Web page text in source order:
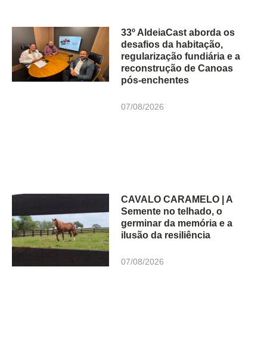
33º AldeiaCast aborda os
desafios da habitação,
regularização fundiária e a
reconstrução de Canoas
pós-enchentes
07/08/2026
CAVALO CARAMELO | A
Semente no telhado, o
germinar da memória e a
ilusão da resiliência
07/08/2026